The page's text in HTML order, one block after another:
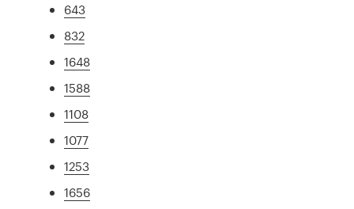
643
832
1648
1588
1108
1077
1253
1656